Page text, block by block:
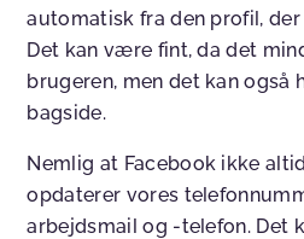
automatisk fra den profil,
Det kan være fint, da det
brugeren, men det kan også
bagside.
Nemlig at Facebook ikke
opdaterer vores
arbejdsmail og -telefon. Det